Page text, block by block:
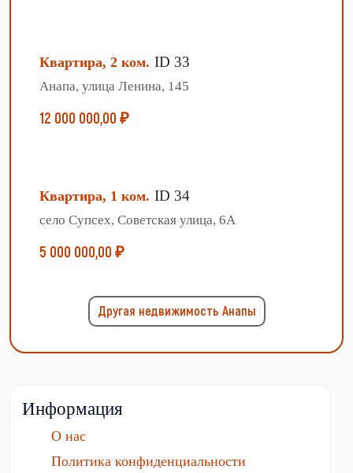
Квартира, 2 ком. ID 33
Анапа, улица Ленина, 145
12 000 000,00 ₽
Квартира, 1 ком. ID 34
село Супсех, Советская улица, 6А
5 000 000,00 ₽
Другая недвижимость Анапы
Информация
О нас
Политика конфиденциальности